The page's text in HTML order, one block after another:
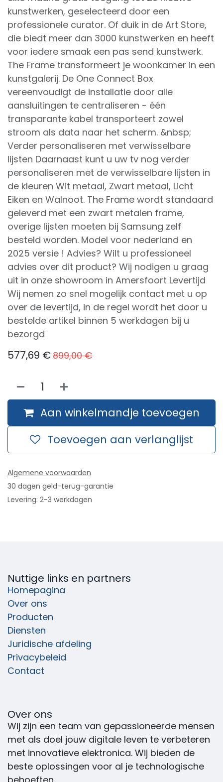
kunstwerken, geselecteerd door een
professionele curator. Of duik in de Art Store,
die biedt meer dan 3000 kunstwerken en heeft
voor iedere smaak een pas send kunstwerk.
The Frame transformeert je woonkamer in een
kunstgalerij. De One Connect Box
vereenvoudigt de installatie door alle
aansluitingen te centraliseren - één
transparante kabel transporteert zowel
stroom als data naar het scherm. &nbsp;
Verder personaliseren met verwisselbare
lijsten Daarnaast kunt u uw tv nog verder
personaliseren met de verwisselbare lijsten in
de kleuren Wit metaal, Zwart metaal, Licht
Eiken en Walnoot. The Frame wordt standaard
geleverd met een zwart metalen frame,
overige lijsten moeten bij Samsung zelf
besteld worden. Model voor nederland en
2025 versie ! Advies? Wilt u professioneel
advies over dit product? Wij nodigen u graag
uit in onze showroom in Amersfoort Levertijd
Wij nemen zo snel mogelijk contact met u op
over de levertijd, in de regel wordt het door u
bestelde artikel binnen 5 werkdagen bij u
bezorgd
577,69 €899,00€
Aan winkelmandje toevoegen
Toevoegen aan verlanglijst
Algemene voorwaarden
30 dagen geld-terug-garantie
Levering: 2-3 werkdagen
Nuttige links en partners
Homepagina
Over ons
Producten
Diensten
Juridische afdeling
Privacybeleid
Contact
Over ons
Wij zijn een team van gepassioneerde mensen
met als doel jouw digitale leven te verbeteren
met innovatieve elektronica. Wij bieden de
beste oplossingen voor al je technologische